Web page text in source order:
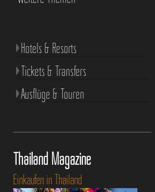
Hotels & Resorts
Tickets & Transfers
Ausflüge & Touren
Thailand Magazine
Einkaufen in Thailand